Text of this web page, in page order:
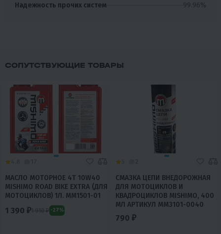
Надежность прочих систем
99.96%
СОПУТСТВУЮЩИЕ ТОВАРЫ
МАСЛО МОТОРНОЕ 4T 10W40
MISHIMO ROAD BIKE EXTRA (ДЛЯ
МОТОЦИКЛОВ) 1Л. MM1501-01
1 390 ₽1 910 ₽ -27%
СМАЗКА ЦЕПИ ВНЕДОРОЖНАЯ
ДЛЯ МОТОЦИКЛОВ И
КВАДРОЦИКЛОВ MISHIMO, 400
МЛ АРТИКУЛ MM3101-0040
790 ₽